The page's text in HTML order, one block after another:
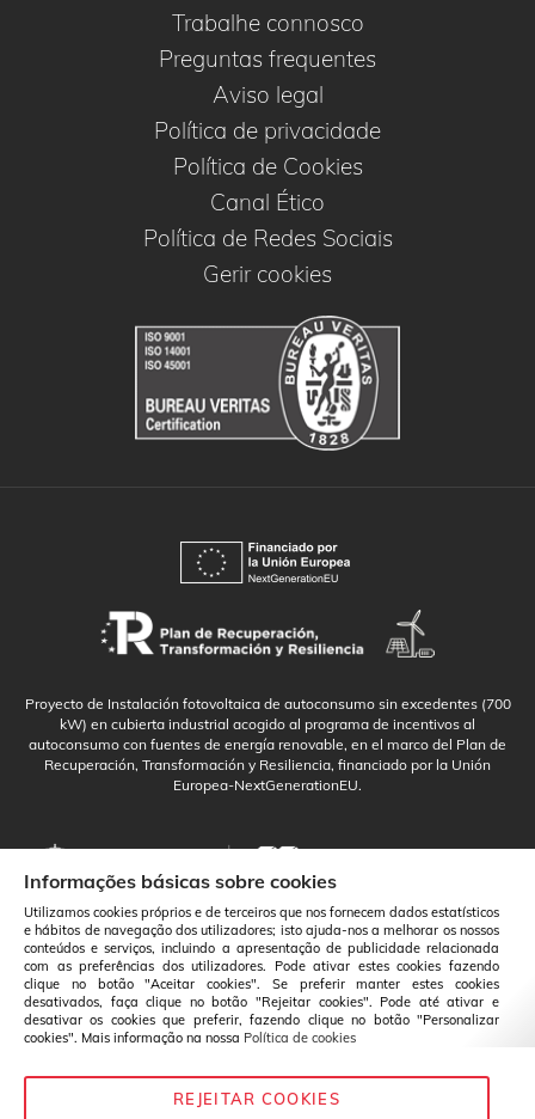
Trabalhe connosco
Preguntas frequentes
Aviso legal
Política de privacidade
Política de Cookies
Canal Ético
Política de Redes Sociais
Gerir cookies
Proyecto de Instalación fotovoltaica de autoconsumo sin excedentes (700
kW) en cubierta industrial acogido al programa de incentivos al
autoconsumo con fuentes de energía renovable, en el marco del Plan de
Recuperación, Transformación y Resiliencia, financiado por la Unión
Europea-NextGenerationEU.
Informações básicas sobre cookies
Utilizamos cookies próprios e de terceiros que nos fornecem dados estatísticos
e hábitos de navegação dos utilizadores; isto ajuda-nos a melhorar os nossos
conteúdos e serviços, incluindo a apresentação de publicidade relacionada
com as preferências dos utilizadores. Pode ativar estes cookies fazendo
clique no botão "Aceitar cookies". Se preferir manter estes cookies
desativados, faça clique no botão "Rejeitar cookies". Pode até ativar e
desativar os cookies que preferir, fazendo clique no botão "Personalizar
cookies". Mais informação na nossa Política de cookies
REJEITAR COOKIES